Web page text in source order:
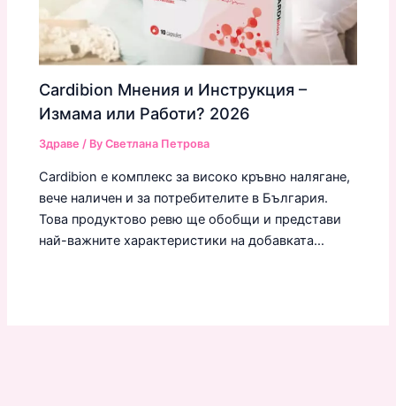
Cardibion Мнения и Инструкция –
Измама или Работи? 2026
Здраве / ByСветлана Петрова
Cardibion е комплекс за високо кръвно налягане,
вече наличен и за потребителите в България.
Това продуктово ревю ще обобщи и представи
най-важните характеристики на добавката…